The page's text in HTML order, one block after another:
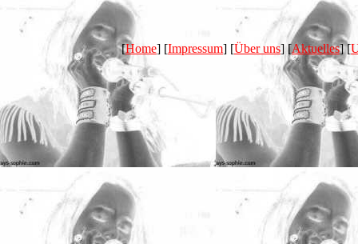
[Home] [Impressum] [Über uns] [Aktuelles] [